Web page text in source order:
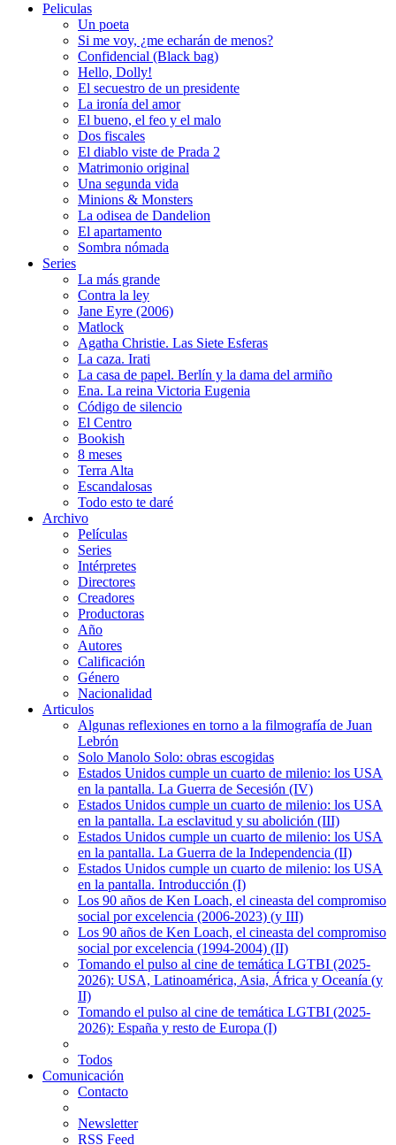
Peliculas
Un poeta
Si me voy, ¿me echarán de menos?
Confidencial (Black bag)
Hello, Dolly!
El secuestro de un presidente
La ironía del amor
El bueno, el feo y el malo
Dos fiscales
El diablo viste de Prada 2
Matrimonio original
Una segunda vida
Minions & Monsters
La odisea de Dandelion
El apartamento
Sombra nómada
Series
La más grande
Contra la ley
Jane Eyre (2006)
Matlock
Agatha Christie. Las Siete Esferas
La caza. Irati
La casa de papel. Berlín y la dama del armiño
Ena. La reina Victoria Eugenia
Código de silencio
El Centro
Bookish
8 meses
Terra Alta
Escandalosas
Todo esto te daré
Archivo
Películas
Series
Intérpretes
Directores
Creadores
Productoras
Año
Autores
Calificación
Género
Nacionalidad
Articulos
Algunas reflexiones en torno a la filmografía de Juan
Lebrón
Solo Manolo Solo: obras escogidas
Estados Unidos cumple un cuarto de milenio: los USA
en la pantalla. La Guerra de Secesión (IV)
Estados Unidos cumple un cuarto de milenio: los USA
en la pantalla. La esclavitud y su abolición (III)
Estados Unidos cumple un cuarto de milenio: los USA
en la pantalla. La Guerra de la Independencia (II)
Estados Unidos cumple un cuarto de milenio: los USA
en la pantalla. Introducción (I)
Los 90 años de Ken Loach, el cineasta del compromiso
social por excelencia (2006-2023) (y III)
Los 90 años de Ken Loach, el cineasta del compromiso
social por excelencia (1994-2004) (II)
Tomando el pulso al cine de temática LGTBI (2025-
2026): USA, Latinoamérica, Asia, África y Oceanía (y
II)
Tomando el pulso al cine de temática LGTBI (2025-
2026): España y resto de Europa (I)
Todos
Comunicación
Contacto
Newsletter
RSS Feed